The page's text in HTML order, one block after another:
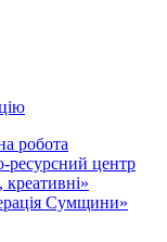
робота
ресурсний центр
креативні»
Сумщини»